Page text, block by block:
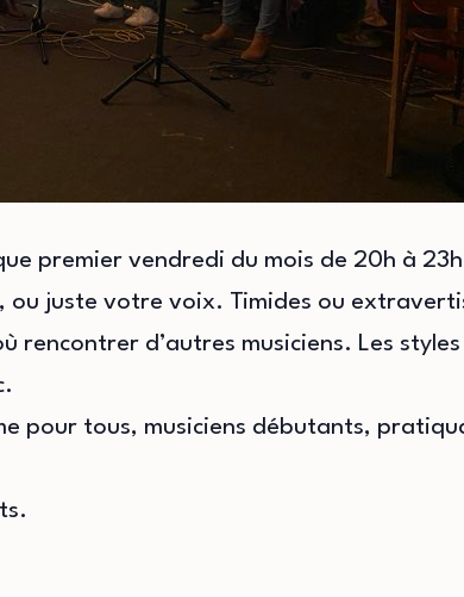
premier vendredi du mois de 20h à
ou juste votre voix. Timides ou
rencontrer d’autres musiciens. Les
pour tous, musiciens débutants,